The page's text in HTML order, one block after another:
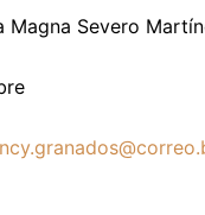
Magna Severo